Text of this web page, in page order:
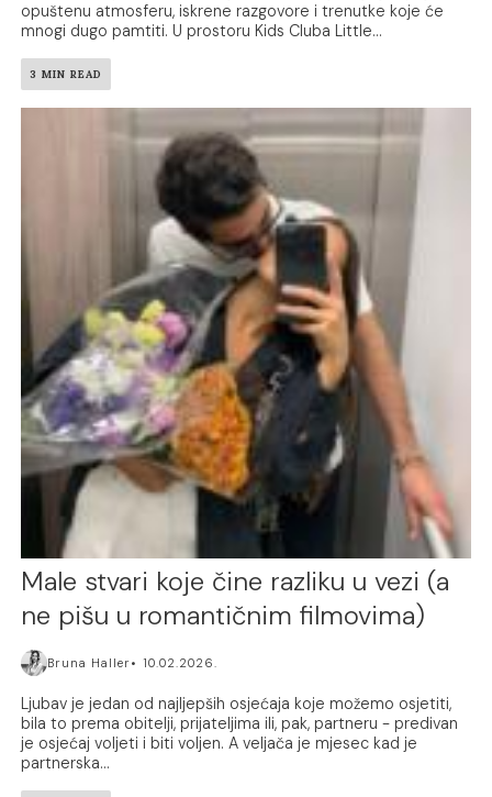
opuštenu atmosferu, iskrene razgovore i trenutke koje će
mnogi dugo pamtiti. U prostoru Kids Cluba Little...
3 MIN READ
Male stvari koje čine razliku u vezi (a
ne pišu u romantičnim filmovima)
Bruna Haller 10.02.2026.
Ljubav je jedan od najljepših osjećaja koje možemo osjetiti,
bila to prema obitelji, prijateljima ili, pak, partneru - predivan
je osjećaj voljeti i biti voljen. A veljača je mjesec kad je
partnerska...